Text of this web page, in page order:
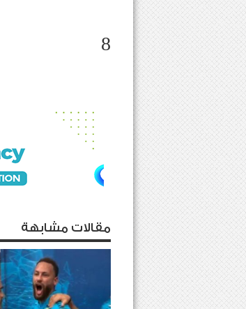
8
مقالات مشابهة